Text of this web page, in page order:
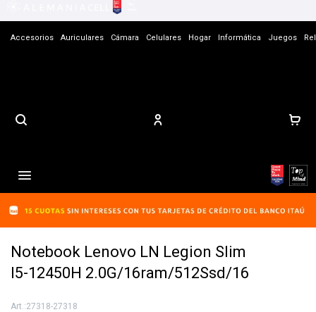
Accesorios Auriculares Cámara Celulares Hogar Informática Juegos

Notebook Lenovo LN Legion Slim
I5-12450H 2.0G/16ram/512Ssd/16
27318-27318